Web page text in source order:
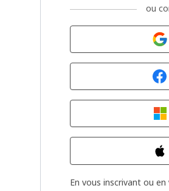
ou
En vous inscrivant ou